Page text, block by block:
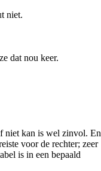
niet.
dat nou keer.
niet kan is wel zinvol. En
voor de rechter; zeer
is in een bepaald